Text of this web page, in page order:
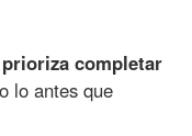
prioriza completar
lo antes que